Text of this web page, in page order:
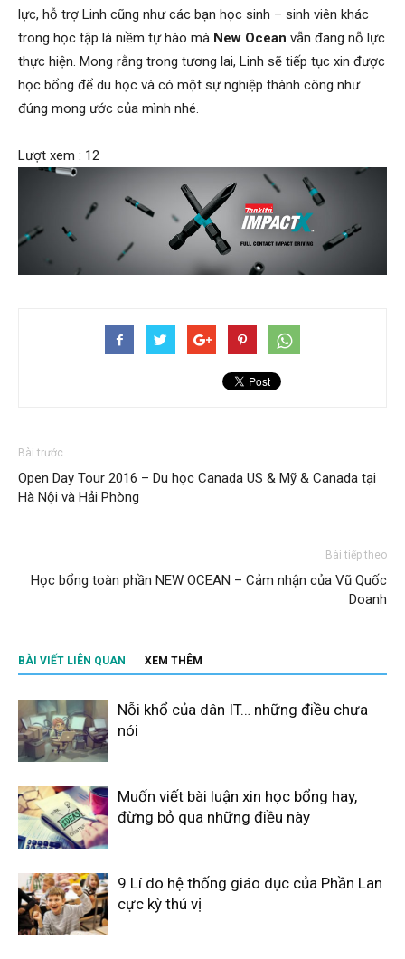
lực, hỗ trợ Linh cũng như các bạn học sinh – sinh viên khác
trong học tập là niềm tự hào mà New Ocean vẫn đang nỗ lực
thực hiện. Mong rằng trong tương lai, Linh sẽ tiếp tục xin được
học bổng để du học và có một sự nghiệp thành công như
đúng mong ước của mình nhé.
Lượt xem : 12
Bài trước
Open Day Tour 2016 – Du học Canada US & Mỹ & Canada tại
Hà Nội và Hải Phòng
Bài tiếp theo
Học bổng toàn phần NEW OCEAN – Cảm nhận của Vũ Quốc
Doanh
BÀI VIẾT LIÊN QUAN XEM THÊM
Nỗi khổ của dân IT… những điều chưa
nói
Muốn viết bài luận xin học bổng hay,
đừng bỏ qua những điều này
9 Lí do hệ thống giáo dục của Phần Lan
cực kỳ thú vị